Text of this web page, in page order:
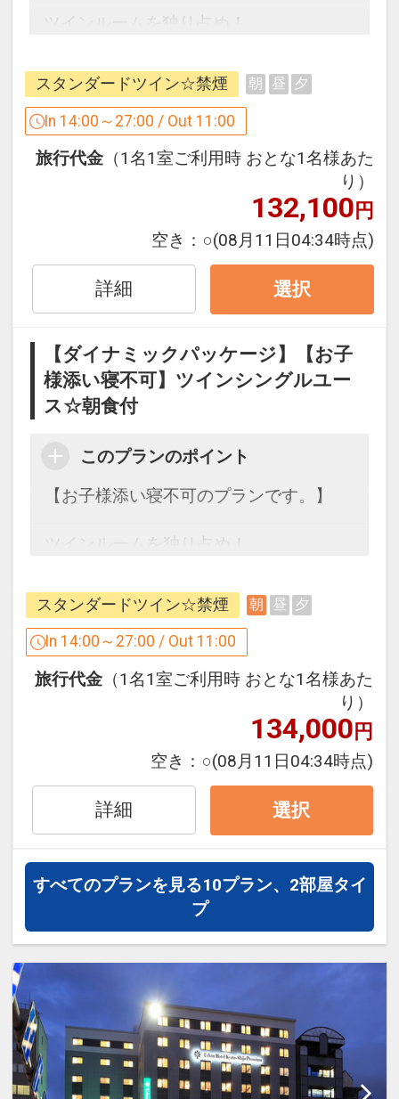
ツインルームを独り占め！
泊まりプランです♪
【注意】
お子様添い寝をご希望の場合、他のプラ
・大浴場、サウナも営業中です。
設定期間：2021年12月17日～2027年3
インターネットコース番号：DP-2-
スタンダードツイン☆禁煙 朝 昼 夕
In 14:00～27:00 / Out 11:00
旅行代金 （1名1室ご利用時 おとな1名様あた
り）
132,100円
空き： ○(08月11日04:34時点)
詳細 選択
【ダイナミックパッケージ】【お子
様添い寝不可】ツインシングルユー
ス☆朝食付
このプランのポイント
【お子様添い寝不可のプランです。】
ツインルームを独り占め！
《ご朝食》
★営業時間★6：30～9：30（10：00閉
朝食はビュッフェスタイルです。
品揃え豊富な和風・洋風メニューをご用
朝食は、新型コロナウィルス感染症への
対策を実施した上で、通常通り、ビュッ
フェ形式でご提供しております。
・大浴場、サウナも営業中です。
お子様添い寝不可のプランです。
お子様添い寝をご希望の場合、他のプラ
ンをご利用ください。
設定期間：2021年12月17日～2027年3
月1日
インターネットコース番号：DP-2-
200000000740
スタンダードツイン☆禁煙 朝 昼 夕
In 14:00～27:00 / Out 11:00
旅行代金 （1名1室ご利用時 おとな1名様あた
り）
134,000円
空き： ○(08月11日04:34時点)
詳細 選択
すべてのプランを見る10プラン、2部屋タイ
プ